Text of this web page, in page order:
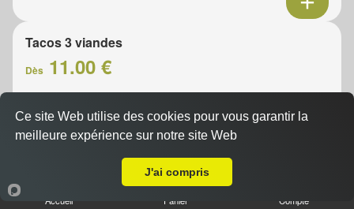
Tacos 3 viandes
Dès 11.00 €
Sauce fromagère, frites à l'itérieur
Accueil Panier Compte
Ce site Web utilise des cookies pour vous garantir la
meilleure expérience sur notre site Web
J'ai compris